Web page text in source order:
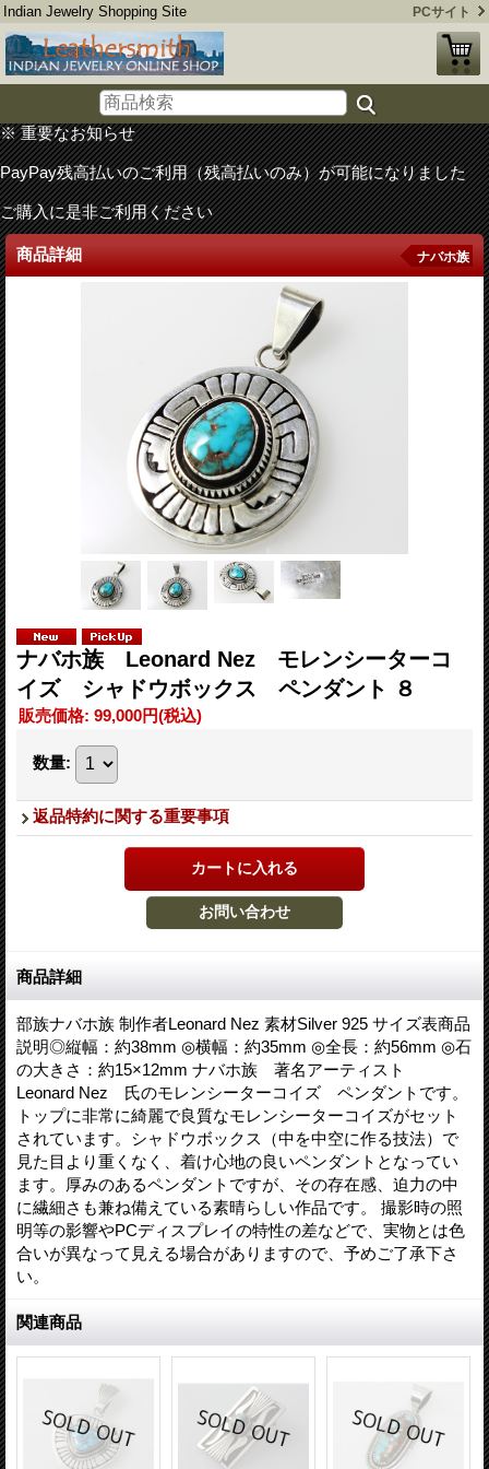
Indian Jewelry Shopping Site PCサイト
※ 重要なお知らせ
PayPay残高払いのご利用（残高払いのみ）が可能になりました
ご購入に是非ご利用ください
商品詳細 ナバホ族
ナバホ族 Leonard Nez モレンシーターコ
イズ シャドウボックス ペンダント ８
販売価格: 99,000円(税込)
数量:
返品特約に関する重要事項
商品詳細
部族ナバホ族 制作者Leonard Nez 素材Silver 925 サイズ表商品
説明◎縦幅：約38mm ◎横幅：約35mm ◎全長：約56mm ◎石
の大きさ：約15×12mm ナバホ族 著名アーティスト
Leonard Nez 氏のモレンシーターコイズ ペンダントです。
トップに非常に綺麗で良質なモレンシーターコイズがセット
されています。シャドウボックス（中を中空に作る技法）で
見た目より重くなく、着け心地の良いペンダントとなってい
ます。厚みのあるペンダントですが、その存在感、迫力の中
に繊細さも兼ね備えている素晴らしい作品です。 撮影時の照
明等の影響やPCディスプレイの特性の差などで、実物とは色
合いが異なって見える場合がありますので、予めご了承下さ
い。
関連商品